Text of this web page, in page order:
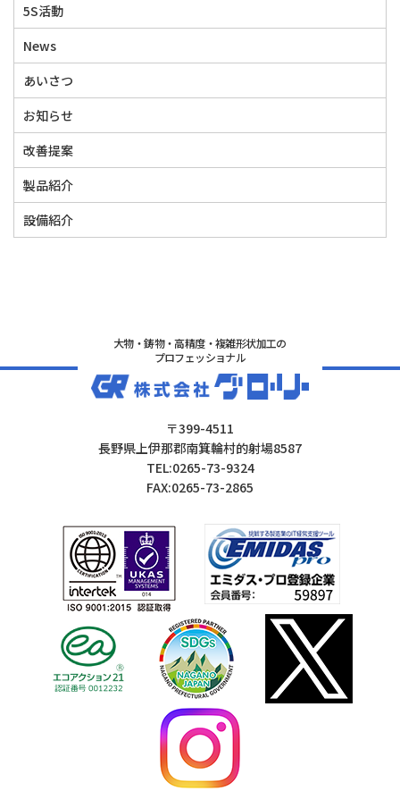
5S活動
News
あいさつ
お知らせ
改善提案
製品紹介
設備紹介
大物・鋳物・高精度・複雑形状加工の
プロフェッショナル
〒399-4511
長野県上伊那郡南箕輪村的射場8587
TEL:0265-73-9324
FAX:0265-73-2865